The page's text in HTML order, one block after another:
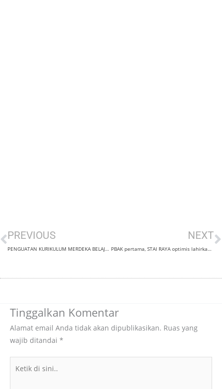
Prev
PREVIOUS
PENGUATAN KURIKULUM MERDEKA BELAJAR KAMPUS MERDEKA (MBKM)
NEXT
PBAK pertama, STAI RAYA optimis lahirkan Generasi Juang dan Abdi
Tinggalkan Komentar
Alamat email Anda tidak akan dipublikasikan. Ruas yang
wajib ditandai *